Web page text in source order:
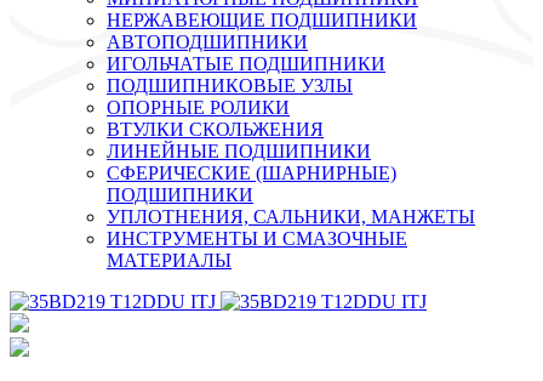
НЕРЖАВЕЮЩИЕ ПОДШИПНИКИ
АВТОПОДШИПНИКИ
ИГОЛЬЧАТЫЕ ПОДШИПНИКИ
ПОДШИПНИКОВЫЕ УЗЛЫ
ОПОРНЫЕ РОЛИКИ
ВТУЛКИ СКОЛЬЖЕНИЯ
ЛИНЕЙНЫЕ ПОДШИПНИКИ
СФЕРИЧЕСКИЕ (ШАРНИРНЫЕ)
ПОДШИПНИКИ
УПЛОТНЕНИЯ, САЛЬНИКИ, МАНЖЕТЫ
ИНСТРУМЕНТЫ И СМАЗОЧНЫЕ
МАТЕРИАЛЫ